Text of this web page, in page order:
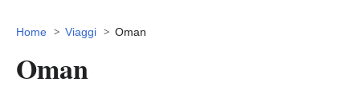
Home Viaggi Oman
Oman